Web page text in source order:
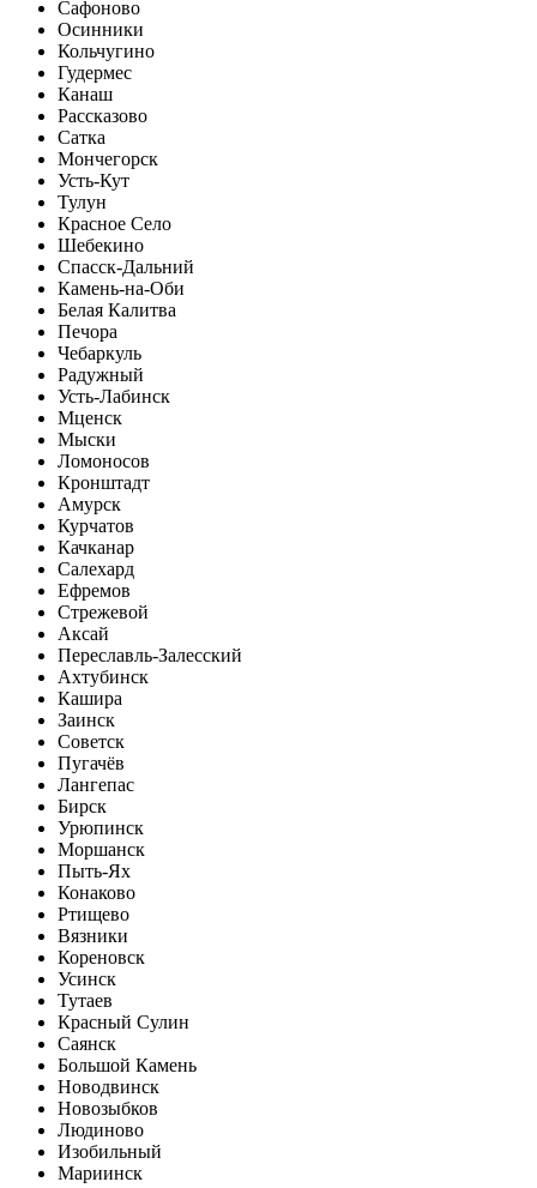
Сафоново
Осинники
Кольчугино
Гудермес
Канаш
Рассказово
Сатка
Мончегорск
Усть-Кут
Тулун
Красное Село
Шебекино
Спасск-Дальний
Камень-на-Оби
Белая Калитва
Печора
Чебаркуль
Радужный
Усть-Лабинск
Мценск
Мыски
Ломоносов
Кронштадт
Амурск
Курчатов
Качканар
Салехард
Ефремов
Стрежевой
Аксай
Переславль-Залесский
Ахтубинск
Кашира
Заинск
Советск
Пугачёв
Лангепас
Бирск
Урюпинск
Моршанск
Пыть-Ях
Конаково
Ртищево
Вязники
Кореновск
Усинск
Тутаев
Красный Сулин
Саянск
Большой Камень
Новодвинск
Новозыбков
Людиново
Изобильный
Мариинск